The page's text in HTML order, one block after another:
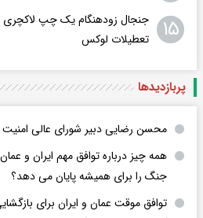
۱۵
جنجال زودهنگام یک چپ لاکچری |
تعطیلات لوکس
پربازدید‌ها
محسن رضایی دبیر شورای عالی
همه چیز درباره توافق مهم ایران و
جنگ را برای همیشه پایان می دهد؟
توافق موقت عمان و ایران برای